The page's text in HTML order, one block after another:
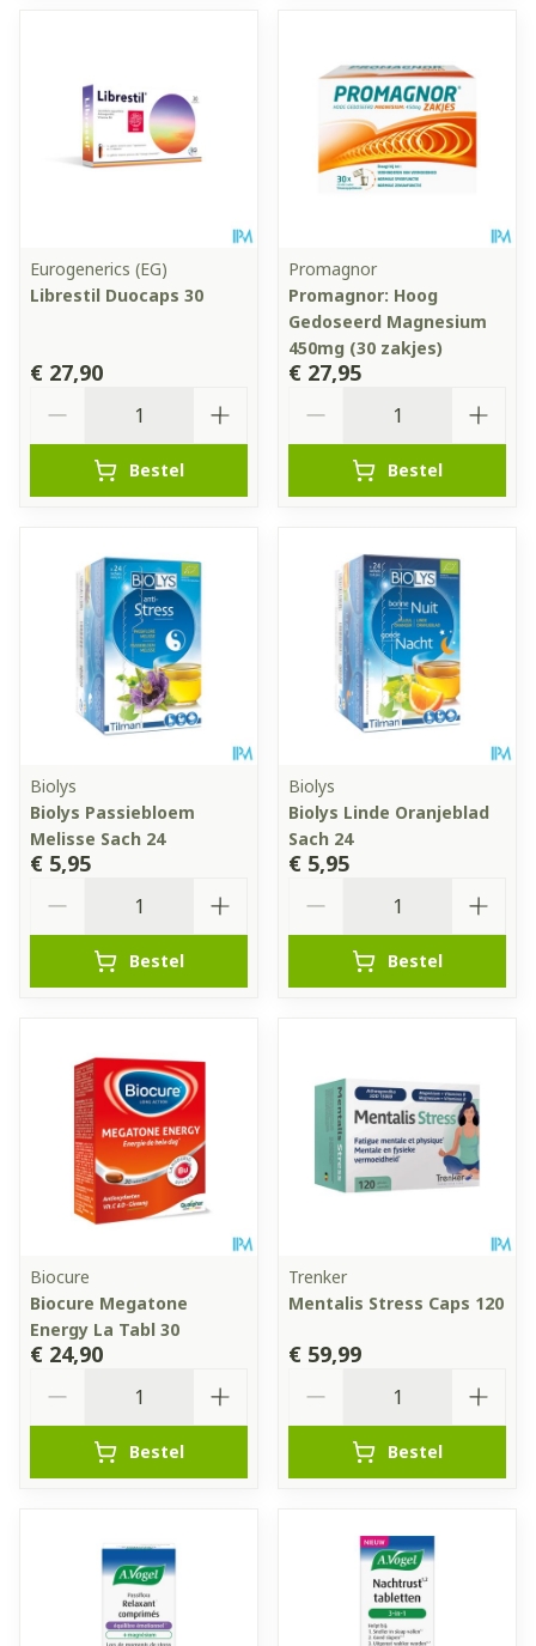
Eurogenerics (EG)
Librestil Duocaps 30
€ 27,90
Bestel
Promagnor
Promagnor: Hoog
Gedoseerd Magnesium
450mg (30 zakjes)
€ 27,95
Bestel
Biolys
Biolys Passiebloem
Melisse Sach 24
€ 5,95
Bestel
Biolys
Biolys Linde Oranjeblad
Sach 24
€ 5,95
Bestel
Biocure
Biocure Megatone
Energy La Tabl 30
€ 24,90
Bestel
Trenker
Mentalis Stress Caps 120
€ 59,99
Bestel